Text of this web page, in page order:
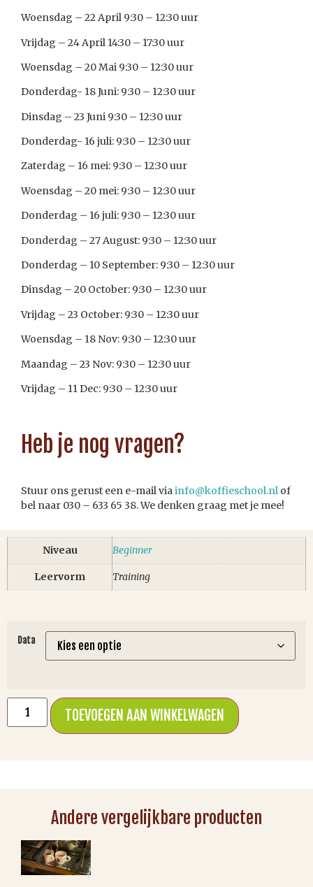
Woensdag – 22 April 9:30 – 12:30 uur
Vrijdag – 24 April 14:30 – 17:30 uur
Woensdag – 20 Mai 9:30 – 12:30 uur
Donderdag- 18 Juni: 9:30 – 12:30 uur
Dinsdag – 23 Juni 9:30 – 12:30 uur
Donderdag- 16 juli: 9:30 – 12:30 uur
Zaterdag – 16 mei: 9:30 – 12:30 uur
Woensdag – 20 mei: 9:30 – 12:30 uur
Donderdag – 16 juli: 9:30 – 12:30 uur
Donderdag – 27 August: 9:30 – 12:30 uur
Donderdag – 10 September: 9:30 – 12:30 uur
Dinsdag – 20 October: 9:30 – 12:30 uur
Vrijdag – 23 October: 9:30 – 12:30 uur
Woensdag – 18 Nov: 9:30 – 12:30 uur
Maandag – 23 Nov: 9:30 – 12:30 uur
Vrijdag – 11 Dec: 9:30 – 12:30 uur
Heb je nog vragen?
Stuur ons gerust een e-mail viainfo@koffieschool.nl of
bel naar 030 – 633 65 38. We denken graag met je mee!
Niveau Beginner
Leervorm Training
Data
TOEVOEGEN AAN WINKELWAGEN
Andere vergelijkbare producten